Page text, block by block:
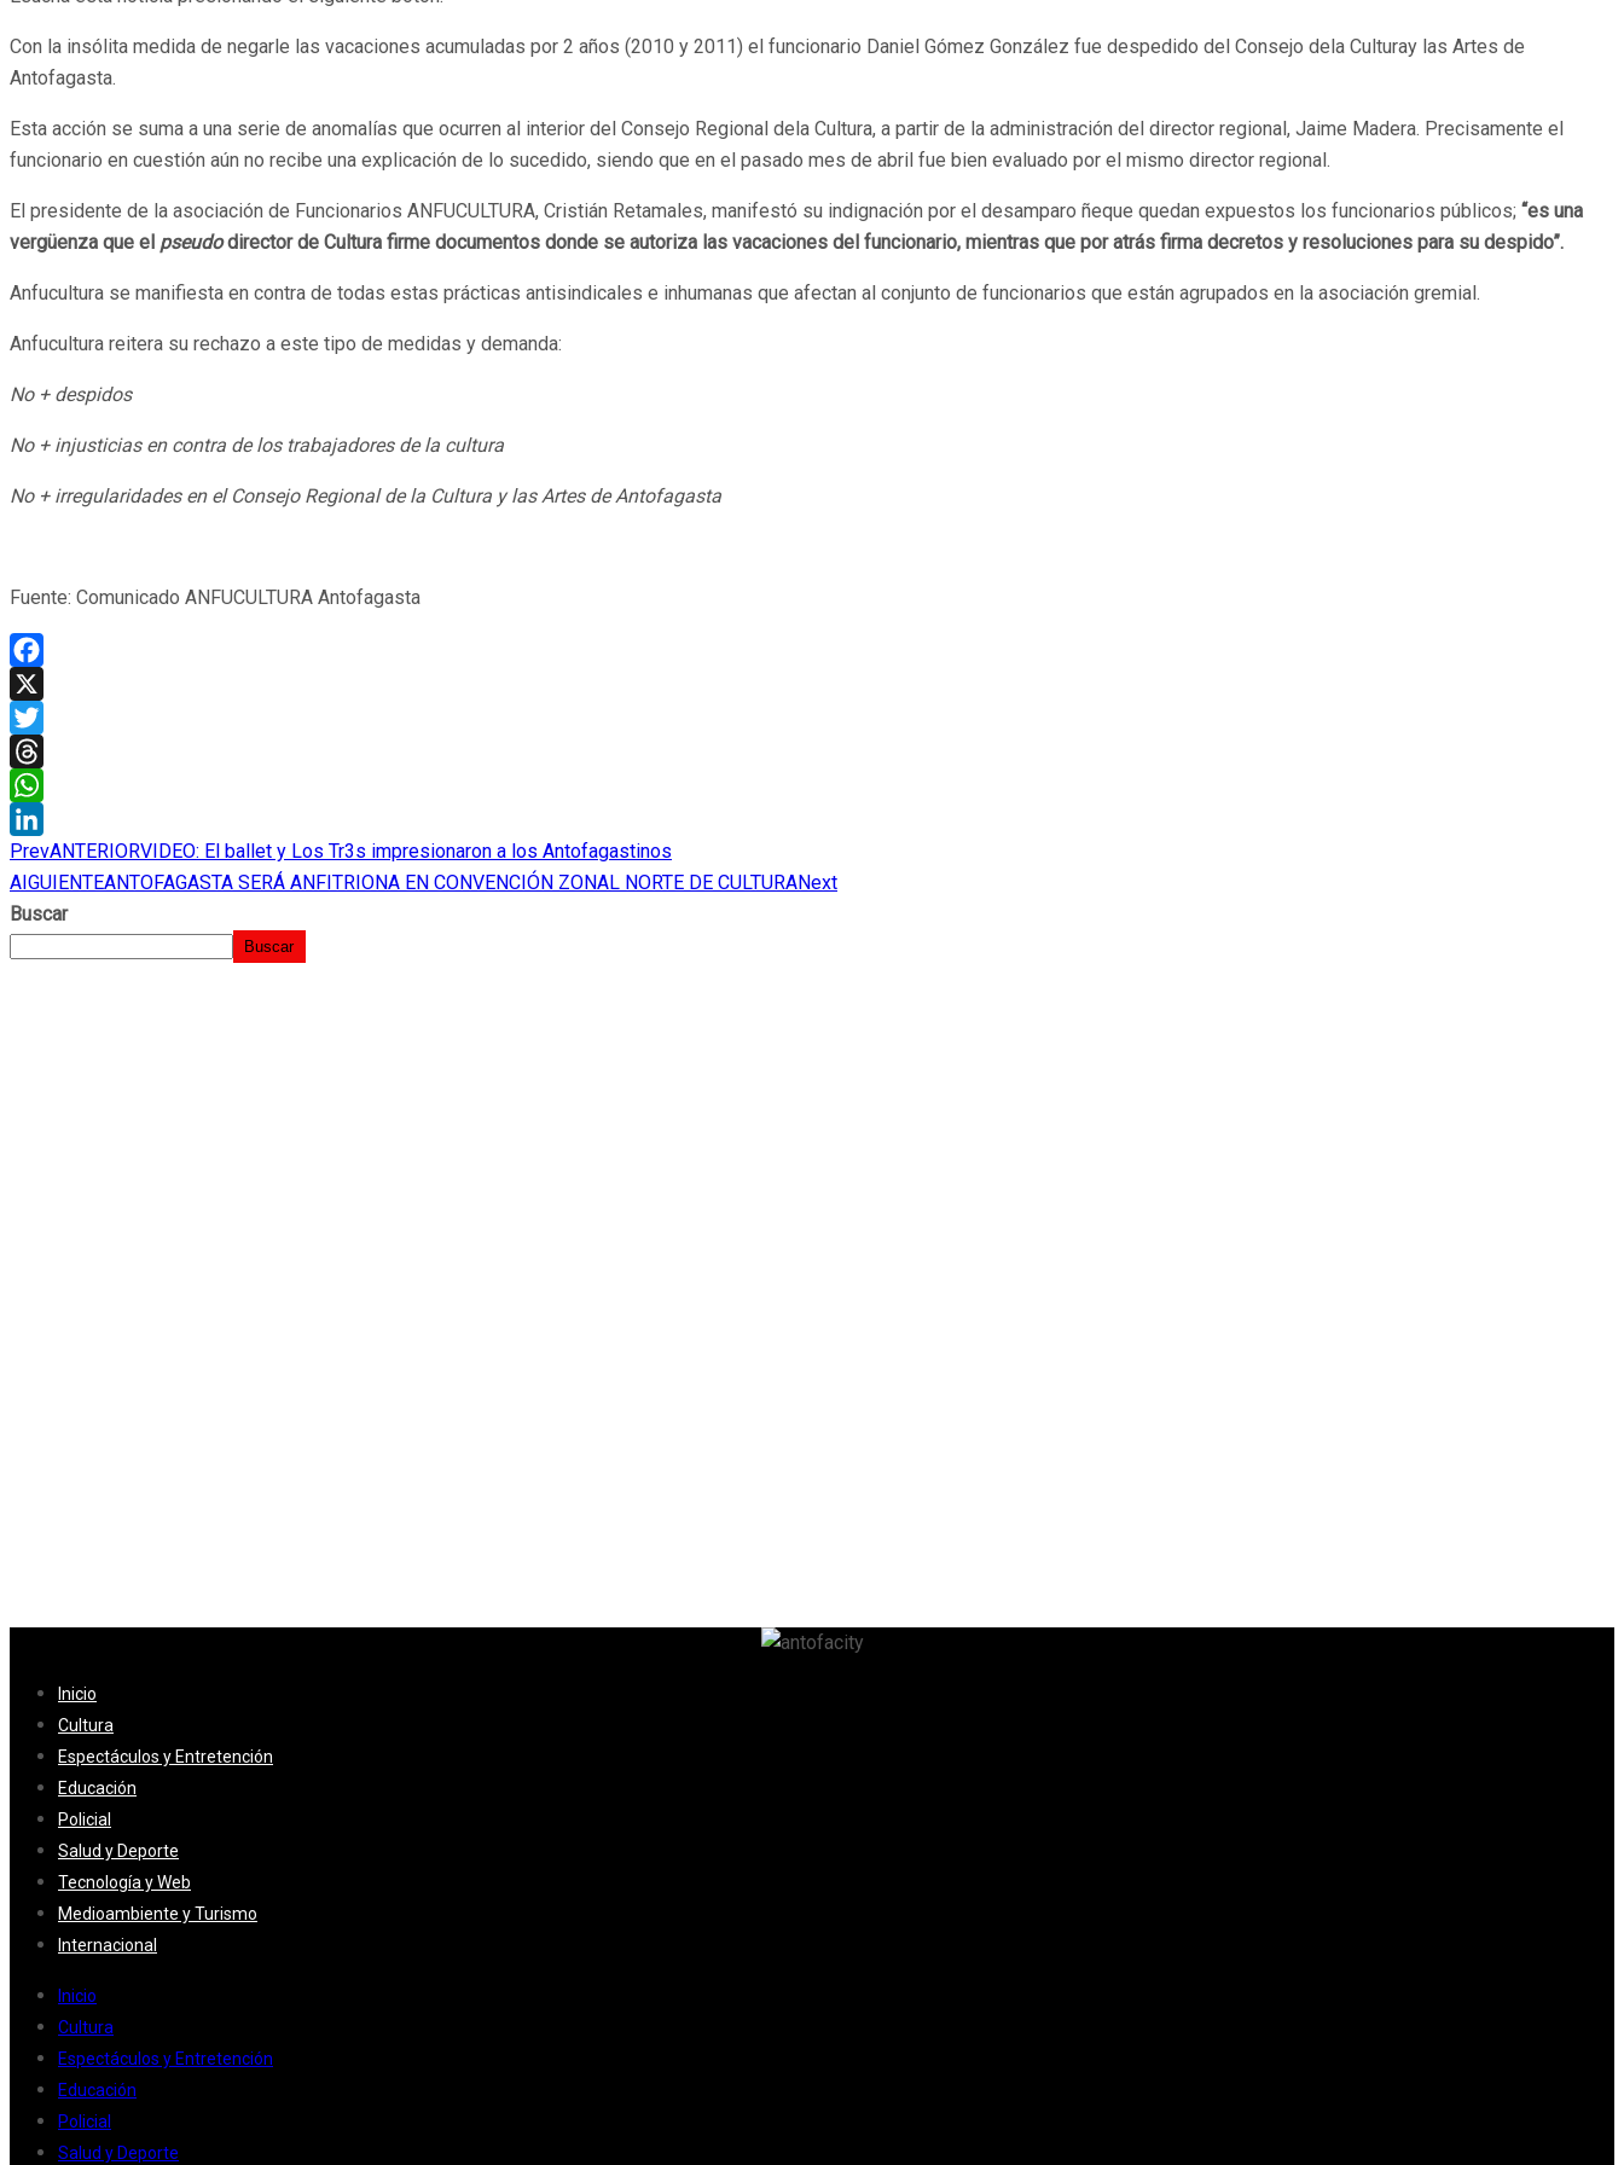
Con la insólita medida de negarle las vacaciones acumuladas por 2 años (2010 y 2011) el funcionario Daniel Gómez González fue despedido del Consejo dela Culturay las Artes de
Antofagasta.
Esta acción se suma a una serie de anomalías que ocurren al interior del Consejo Regional dela Cultura, a partir de la administración del director regional, Jaime Madera. Precisamente el
funcionario en cuestión aún no recibe una explicación de lo sucedido, siendo que en el pasado mes de abril fue bien evaluado por el mismo director regional.
El presidente de la asociación de Funcionarios ANFUCULTURA, Cristián Retamales, manifestó su indignación por el desamparo ñeque quedan expuestos los funcionarios públicos; “es una
vergüenza que el pseudodirector de Cultura firme documentos donde se autoriza las vacaciones del funcionario, mientras que por atrás firma decretos y resoluciones para su despido”.
Anfucultura se manifiesta en contra de todas estas prácticas antisindicales e inhumanas que afectan al conjunto de funcionarios que están agrupados en la asociación gremial.
Anfucultura reitera su rechazo a este tipo de medidas y demanda:
No + despidos
No + injusticias en contra de los trabajadores de la cultura
No + irregularidades en el Consejo Regional de la Cultura y las Artes de Antofagasta
Fuente: Comunicado ANFUCULTURA Antofagasta
Facebook
X
Twitter
Threads
WhatsApp
LinkedIn
PrevANTERIORVIDEO: El ballet y Los Tr3s impresionaron a los Antofagastinos
AIGUIENTEANTOFAGASTA SERÁ ANFITRIONA EN CONVENCIÓN ZONAL NORTE DE CULTURANext
Buscar
Buscar
Inicio
Cultura
Espectáculos y Entretención
Educación
Policial
Salud y Deporte
Tecnología y Web
Medioambiente y Turismo
Internacional
Inicio
Cultura
Espectáculos y Entretención
Educación
Policial
Salud y Deporte